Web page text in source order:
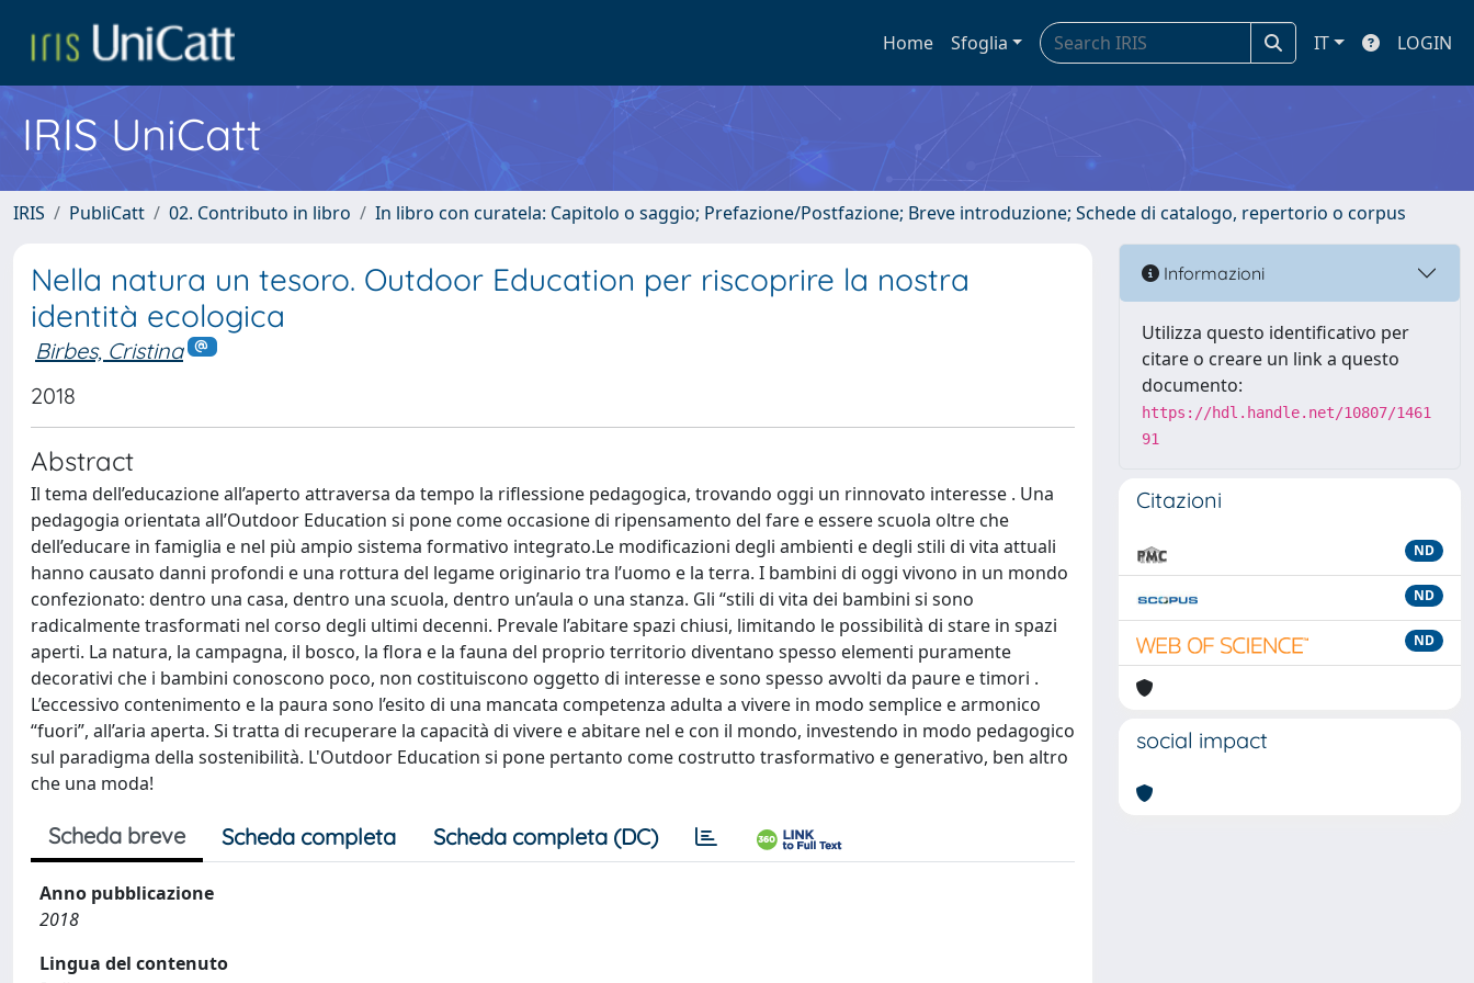
Home Sfoglia IT LOGIN
IRIS UniCatt
IRIS PubliCatt 02. Contributo in libro In libro con curatela: Capitolo o saggio; Prefazione/Postfazione; Breve introduzione; Schede di catalogo, repertorio o corpus
Nella natura un tesoro. Outdoor Education per riscoprire la nostra
identità ecologica
Birbes, Cristina
2018
Abstract
Il tema dell’educazione all’aperto attraversa da tempo la riflessione pedagogica, trovando oggi un rinnovato interesse . Una
pedagogia orientata all’Outdoor Education si pone come occasione di ripensamento del fare e essere scuola oltre che
dell’educare in famiglia e nel più ampio sistema formativo integrato.Le modificazioni degli ambienti e degli stili di vita attuali
hanno causato danni profondi e una rottura del legame originario tra l’uomo e la terra. I bambini di oggi vivono in un mondo
confezionato: dentro una casa, dentro una scuola, dentro un’aula o una stanza. Gli “stili di vita dei bambini si sono
radicalmente trasformati nel corso degli ultimi decenni. Prevale l’abitare spazi chiusi, limitando le possibilità di stare in spazi
aperti. La natura, la campagna, il bosco, la flora e la fauna del proprio territorio diventano spesso elementi puramente
decorativi che i bambini conoscono poco, non costituiscono oggetto di interesse e sono spesso avvolti da paure e timori .
L’eccessivo contenimento e la paura sono l’esito di una mancata competenza adulta a vivere in modo semplice e armonico
“fuori”, all’aria aperta. Si tratta di recuperare la capacità di vivere e abitare nel e con il mondo, investendo in modo pedagogico
sul paradigma della sostenibilità. L'Outdoor Education si pone pertanto come costrutto trasformativo e generativo, ben altro
che una moda!
Scheda breve Scheda completa Scheda completa (DC)
Anno pubblicazione
2018
Lingua del contenuto
Informazioni
Utilizza questo identificativo per
citare o creare un link a questo
documento:
https://hdl.handle.net/10807/1461
91
Citazioni
ND
ND
ND
social impact